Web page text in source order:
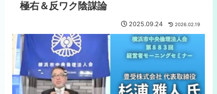
極右＆反ワク陰謀論
2025.09.24 2026.02.19